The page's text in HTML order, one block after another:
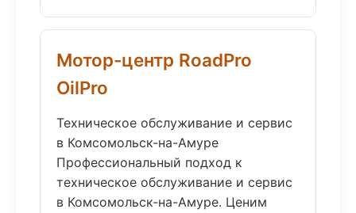
Мотор-центр RoadPro
OilPro
Техническое обслуживание и сервис
в Комсомольск-на-Амуре
Профессиональный подход к
техническое обслуживание и сервис
в Комсомольск-на-Амуре. Ценим